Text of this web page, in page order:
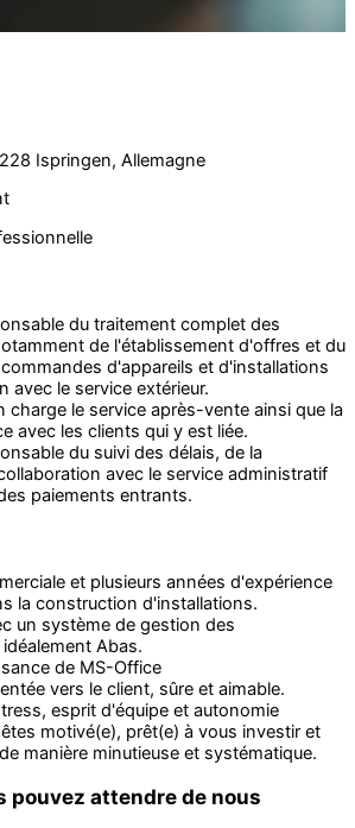
Ispringen, Allemagne
du traitement complet des
de l'établissement d'offres et du
d'appareils et d'installations
avec le service extérieur.
charge le service après-vente ainsi que la
avec les clients qui y est liée.
du suivi des délais, de la
avec le service administratif
paiements entrants.
et plusieurs années d'expérience
la construction d'installations.
un système de gestion des
Abas.
de MS-Office
vers le client, sûre et aimable.
esprit d'équipe et autonomie
motivé(e), prêt(e) à vous investir et
manière minutieuse et systématique.
pouvez attendre de nous